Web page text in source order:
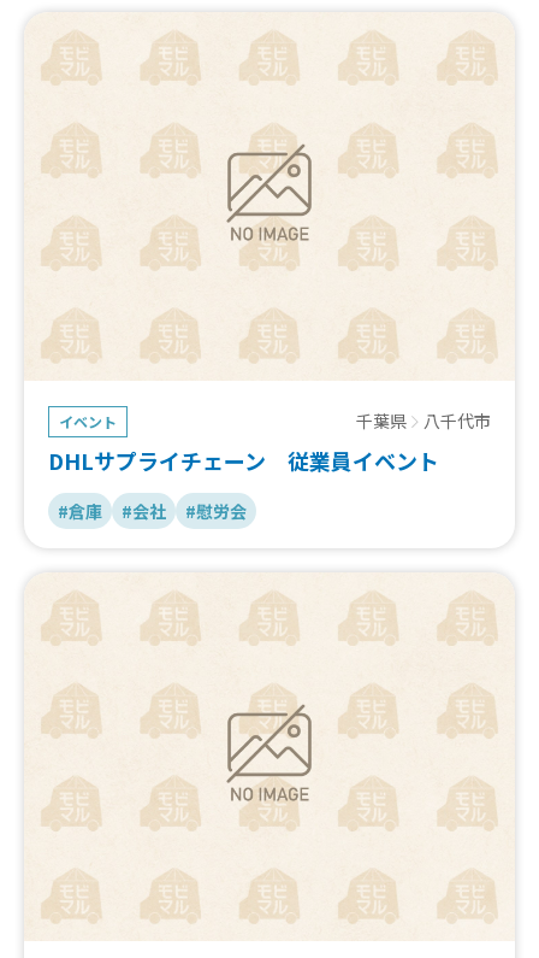
イベント 千葉県 八千代市
DHLサプライチェーン 従業員イベント
#倉庫 #会社 #慰労会